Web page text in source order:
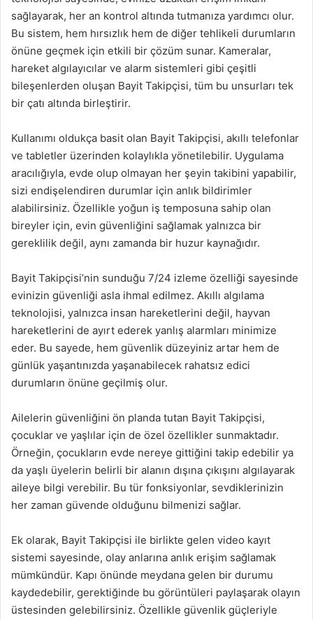
sağlayarak, her an kontrol altında tutmanıza yardımcı olur.
Bu sistem, hem hırsızlık hem de diğer tehlikeli durumların
önüne geçmek için etkili bir çözüm sunar. Kameralar,
hareket algılayıcılar ve alarm sistemleri gibi çeşitli
bileşenlerden oluşan Bayit Takipçisi, tüm bu unsurları tek
bir çatı altında birleştirir.
Kullanımı oldukça basit olan Bayit Takipçisi, akıllı telefonlar
ve tabletler üzerinden kolaylıkla yönetilebilir. Uygulama
aracılığıyla, evde olup olmayan her şeyin takibini yapabilir,
sizi endişelendiren durumlar için anlık bildirimler
alabilirsiniz. Özellikle yoğun iş temposuna sahip olan
bireyler için, evin güvenliğini sağlamak yalnızca bir
gereklilik değil, aynı zamanda bir huzur kaynağıdır.
Bayit Takipçisi’nin sunduğu 7/24 izleme özelliği sayesinde
evinizin güvenliği asla ihmal edilmez. Akıllı algılama
teknolojisi, yalnızca insan hareketlerini değil, hayvan
hareketlerini de ayırt ederek yanlış alarmları minimize
eder. Bu sayede, hem güvenlik düzeyiniz artar hem de
günlük yaşantınızda yaşanabilecek rahatsız edici
durumların önüne geçilmiş olur.
Ailelerin güvenliğini ön planda tutan Bayit Takipçisi,
çocuklar ve yaşlılar için de özel özellikler sunmaktadır.
Örneğin, çocukların evde nereye gittiğini takip edebilir ya
da yaşlı üyelerin belirli bir alanın dışına çıkışını algılayarak
aileye bilgi verebilir. Bu tür fonksiyonlar, sevdiklerinizin
her zaman güvende olduğunu bilmenizi sağlar.
Ek olarak, Bayit Takipçisi ile birlikte gelen video kayıt
sistemi sayesinde, olay anlarına anlık erişim sağlamak
mümkündür. Kapı önünde meydana gelen bir durumu
kaydedebilir, gerektiğinde bu görüntüleri paylaşarak olayın
üstesinden gelebilirsiniz. Özellikle güvenlik güçleriyle